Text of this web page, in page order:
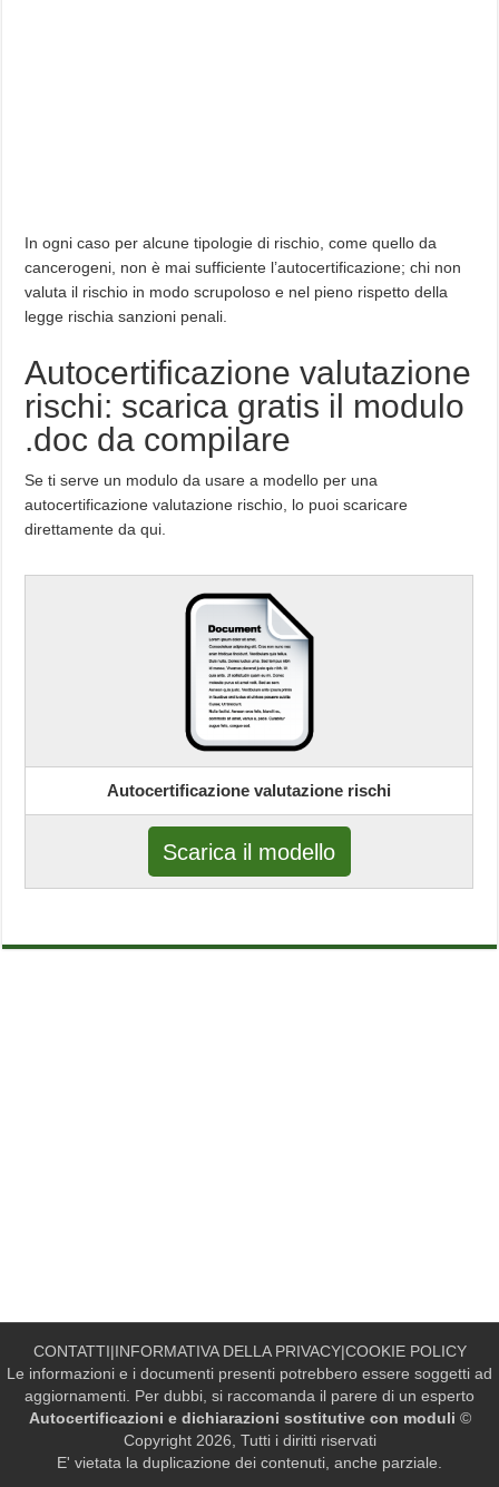
In ogni caso per alcune tipologie di rischio, come quello da
cancerogeni, non è mai sufficiente l’autocertificazione; chi non
valuta il rischio in modo scrupoloso e nel pieno rispetto della
legge rischia sanzioni penali.
Autocertificazione valutazione
rischi: scarica gratis il modulo
.doc da compilare
Se ti serve un modulo da usare a modello per una
autocertificazione valutazione rischio, lo puoi scaricare
direttamente da qui.
Autocertificazione valutazione rischi
Scarica il modello
CONTATTI|INFORMATIVA DELLA PRIVACY|COOKIE POLICY
Le informazioni e i documenti presenti potrebbero essere soggetti ad
aggiornamenti. Per dubbi, si raccomanda il parere di un esperto
Autocertificazioni e dichiarazioni sostitutive con moduli ©
Copyright 2026, Tutti i diritti riservati
E' vietata la duplicazione dei contenuti, anche parziale.